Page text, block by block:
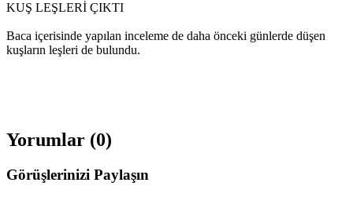
KUŞ LEŞLERİ ÇIKTI
Baca içerisinde yapılan inceleme de daha önceki günlerde düşen
kuşların leşleri de bulundu.
Yorumlar (0)
Görüşlerinizi Paylaşın